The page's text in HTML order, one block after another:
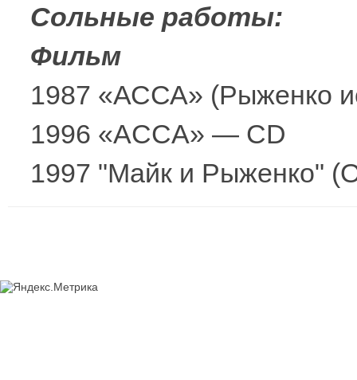
Сольные работы:
Фильм
1987 «АССА» (Рыженко
1996 «ACCA» — CD
1997 "Майк и Рыженко"